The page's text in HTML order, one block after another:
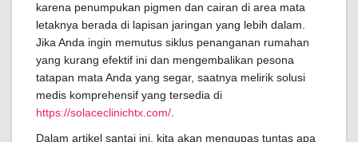
karena penumpukan pigmen dan cairan di area mata
letaknya berada di lapisan jaringan yang lebih dalam.
Jika Anda ingin memutus siklus penanganan rumahan
yang kurang efektif ini dan mengembalikan pesona
tatapan mata Anda yang segar, saatnya melirik solusi
medis komprehensif yang tersedia di
https://solaceclinichtx.com/
Dalam artikel santai ini, kita akan mengupas tuntas apa